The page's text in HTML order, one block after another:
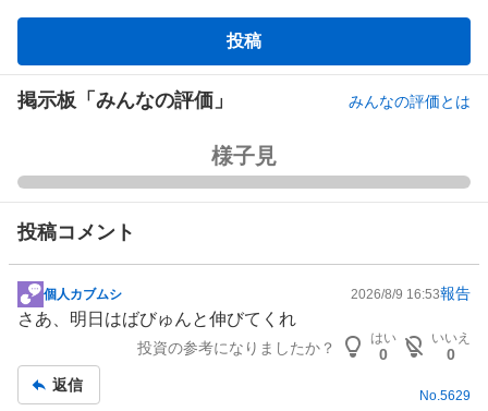
板
投稿
掲示板「みんなの評価」 みんなの評価とは
く
買
い
た
い
0
%
買
い
様子見
投稿コメント
掲
示
事
個人カブムシ 2026/8/9 16:53報告
さあ、明日はばびゅんと伸びてくれ
投資の参考になりましたか？
はい
0
いいえ
0
返信
No.5629